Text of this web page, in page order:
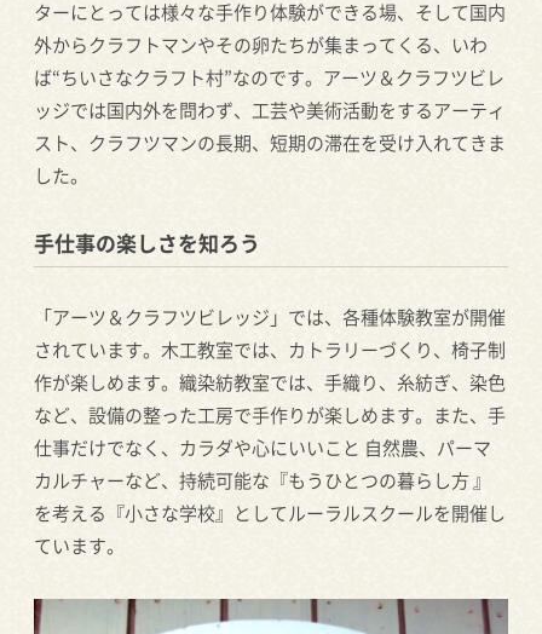
ターにとっては様々な手作り体験ができる場、そして国内
外からクラフトマンやその卵たちが集まってくる、いわ
ば“ちいさなクラフト村”なのです。アーツ＆クラフツビレ
ッジでは国内外を問わず、工芸や美術活動をするアーティ
スト、クラフツマンの長期、短期の滞在を受け入れてきま
した。
手仕事の楽しさを知ろう
「アーツ＆クラフツビレッジ」では、各種体験教室が開催
されています。木工教室では、カトラリーづくり、椅子制
作が楽しめます。織染紡教室では、手織り、糸紡ぎ、染色
など、設備の整った工房で手作りが楽しめます。また、手
仕事だけでなく、カラダや心にいいこと 自然農、パーマ
カルチャーなど、持続可能な『もうひとつの暮らし方 』
を考える『小さな学校』としてルーラルスクールを開催し
ています。